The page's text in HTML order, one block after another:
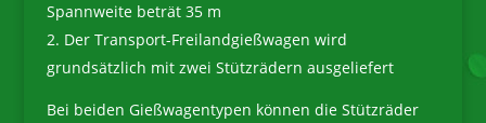
Spannweite beträt 35 m
Der Transport-Freilandgießwagen wird
grundsätzlich mit zwei Stützrädern ausgeliefert
Bei beiden Gießwagentypen können die Stützräder